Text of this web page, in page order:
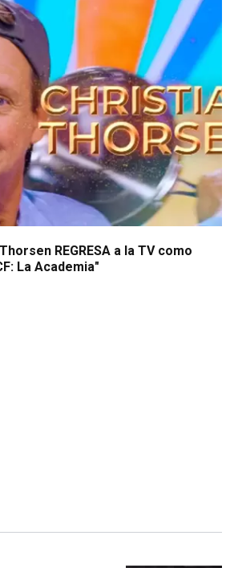
REGRESA a la TV como
La Academia"